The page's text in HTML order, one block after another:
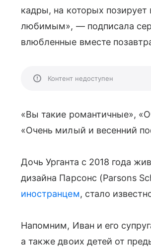
кадры, на которых
любимым», — подписала
влюбленные вместе
Контент недоступен
«Вы такие романтичные»,
«Очень милый и весенний
Дочь Урганта с 2018 года
дизайна Парсонс (Parsons
иностранцем, стало
Напомним, Иван и его
а также двоих детей от